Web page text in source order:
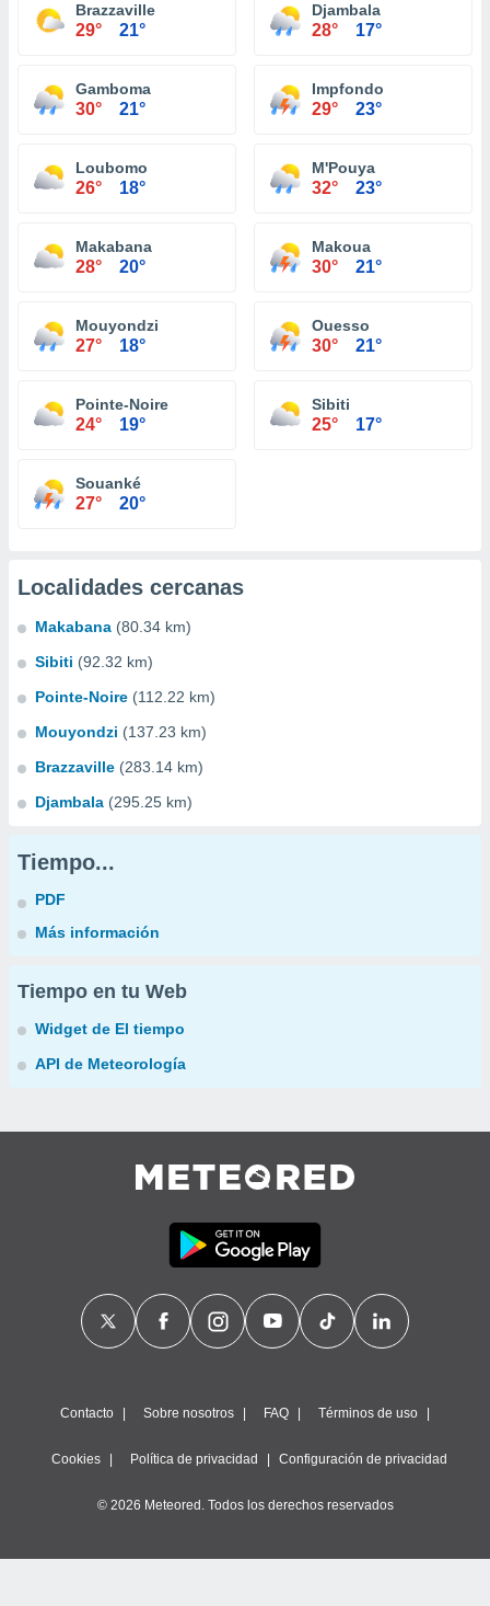
Brazzaville
29° 21°
Djambala
28° 17°
Gamboma
30° 21°
Impfondo
29° 23°
Loubomo
26° 18°
M'Pouya
32° 23°
Makabana
28° 20°
Makoua
30° 21°
Mouyondzi
27° 18°
Ouesso
30° 21°
Pointe-Noire
24° 19°
Sibiti
25° 17°
Souanké
27° 20°
Localidades cercanas
Makabana (80.34 km)
Sibiti (92.32 km)
Pointe-Noire (112.22 km)
Mouyondzi (137.23 km)
Brazzaville (283.14 km)
Djambala (295.25 km)
Tiempo...
PDF
Más información
Tiempo en tu Web
Widget de El tiempo
API de Meteorología
Contacto Sobre nosotros FAQ Términos de uso
Cookies Política de privacidad Configuración de privacidad
© 2026 Meteored. Todos los derechos reservados